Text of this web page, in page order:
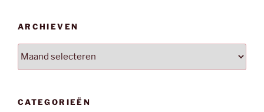
ARCHIEVEN
Archieven
CATEGORIEËN